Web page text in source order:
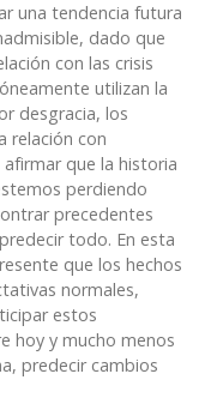
una tendencia futura
dado que
con las crisis
utilizan la
desgracia, los
relación con
que la historia
perdiendo
precedentes
todo. En esta
que los hechos
normales,
estos
hoy y mucho menos
predecir cambios